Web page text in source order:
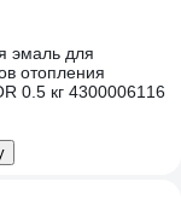
эмаль для
отопления
0.5 кг 4300006116